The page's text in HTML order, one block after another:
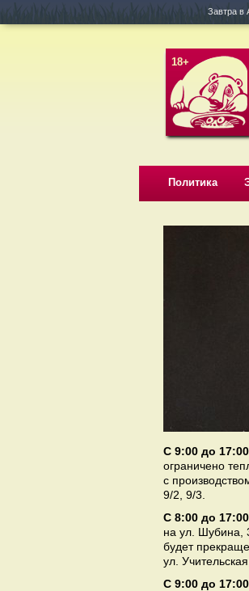
Завтра в
18+
Политика
С 9:00 до 17:00
ограничено
с
9/2, 9/3.
С 8:00 до 17:00
на ул. Шубина,
будет
ул.
С 9:00 до 17:00